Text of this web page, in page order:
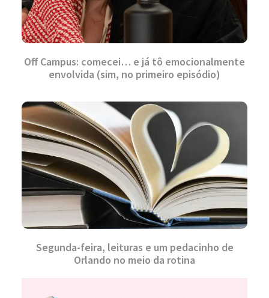
Off Campus: comecei… e já tô emocionalmente
envolvida (sim, no primeiro episódio)
Segunda-feira, leituras e um pedacinho de
Orlando no meio da rotina